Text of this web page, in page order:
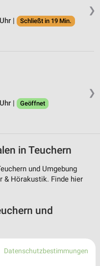
❯
|
Schließt in 19 Min.
❯
|
Geöffnet
in Teuchern
und Umgebung
& Hörakustik. Finde hier
und
Datenschutzbestimmungen